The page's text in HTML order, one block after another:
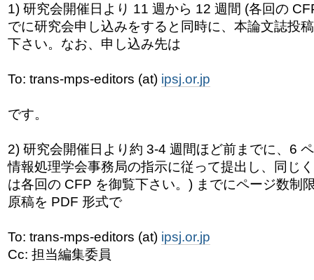
1) 研究会開催日より 11 週から 12 週間 (各回の
でに研究会申し込みをすると同時に、本論文誌投
下さい。なお、申し込み先は
To: trans-mps-editors (at) ipsj.or.jp
です。
2) 研究会開催日より約 3-4 週間ほど前までに、6
情報処理学会事務局の指示に従って提出し、同じ
は各回の CFP を御覧下さい。) までにページ数制
原稿を PDF 形式で
To: trans-mps-editors (at) ipsj.or.jp
Cc: 担当編集委員